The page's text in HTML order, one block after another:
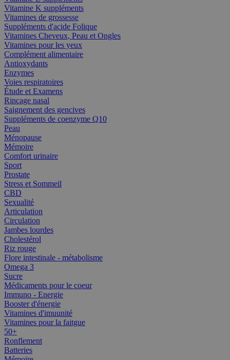
Vitamine K suppléments
Vitamines de grossesse
Suppléments d'acide Folique
Vitamines Cheveux, Peau et Ongles
Vitamines pour les yeux
Complément alimentaire
Antioxydants
Enzymes
Voies respiratoires
Étude et Examens
Rincage nasal
Saignement des gencives
Suppléments de coenzyme Q10
Peau
Ménopause
Mémoire
Comfort urinaire
Sport
Prostate
Stress et Sommeil
CBD
Sexualité
Articulation
Circulation
Jambes lourdes
Cholestérol
Riz rouge
Flore intestinale - métabolisme
Omega 3
Sucre
Médicaments pour le coeur
Immuno - Energie
Booster d'énergie
Vitamines d'imuunité
Vitamines pour la faitgue
50+
Ronflement
Batteries